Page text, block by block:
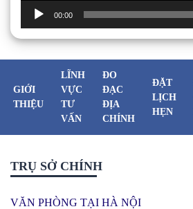
00:00
GIỚI
THIỆU
LĨNH
VỰC
TƯ
VẤN
ĐO
ĐẠC
ĐỊA
CHÍNH
ĐẶT
LỊCH
HẸN
TRỤ SỞ CHÍNH
VĂN PHÒNG TẠI HÀ NỘI